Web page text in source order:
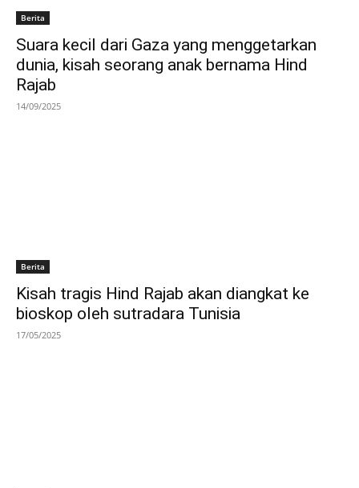
Berita
Suara kecil dari Gaza yang menggetarkan
dunia, kisah seorang anak bernama Hind
Rajab
14/09/2025
Berita
Kisah tragis Hind Rajab akan diangkat ke
bioskop oleh sutradara Tunisia
17/05/2025